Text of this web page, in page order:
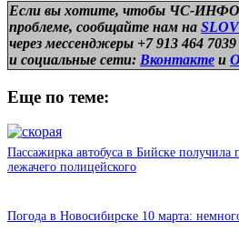
Если вы хотите, чтобы ЧС-ИНФО
проблеме, сообщайте нам на
через мессенджеры +7 913 464
и социальные сети: Вконтакте и
Еще по теме:
Пассажирка автобуса в Бийске получила
лежачего полицейского
Погода в Новосибирске 10 марта: